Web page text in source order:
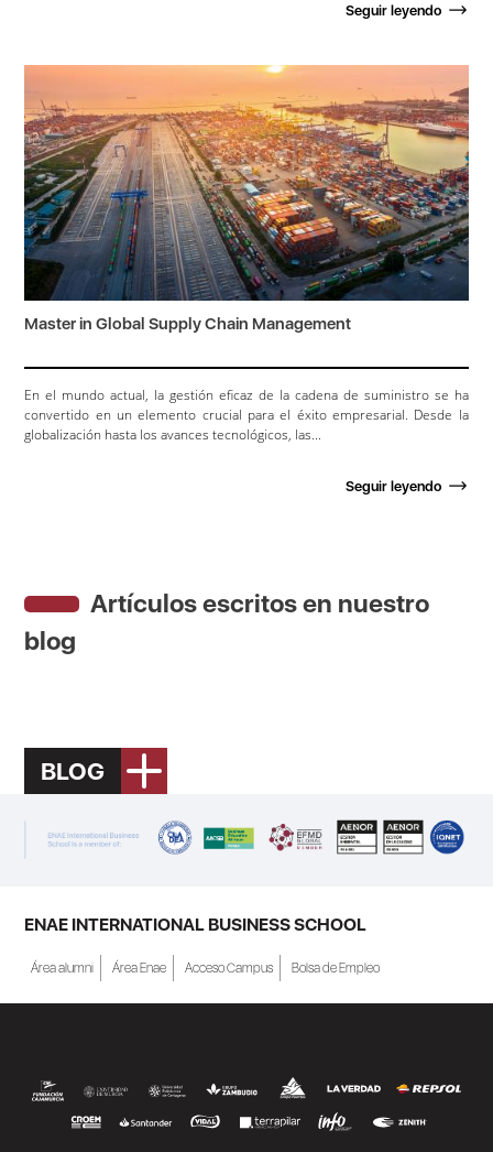
Seguir leyendo
Master in Global Supply Chain Management
En el mundo actual, la gestión eficaz de la cadena de suministro se ha
convertido en un elemento crucial para el éxito empresarial. Desde la
globalización hasta los avances tecnológicos, las...
Seguir leyendo
Artículos escritos en nuestro
blog
BLOG
ENAE INTERNATIONAL BUSINESS SCHOOL
Área alumni Área Enae Acceso Campus Bolsa de Empleo